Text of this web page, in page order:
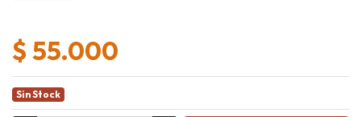
$ 55.000
Sin Stock